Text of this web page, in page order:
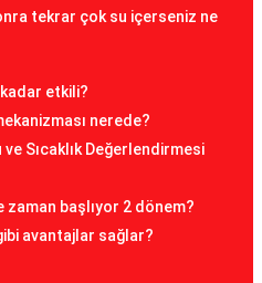
tekrar çok su içerseniz ne
etkili?
nerede?
ve Sıcaklık Değerlendirmesi
zaman başlıyor 2 dönem?
avantajlar sağlar?